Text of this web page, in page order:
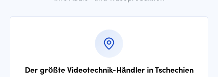
Der größte Videotechnik-Händler in Tschechien